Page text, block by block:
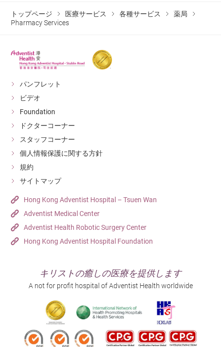
トップページ 医療サービス 各種サービス
薬局
Pharmacy Services
パンフレット
ビデオ
Foundation
ドクターコーナー
スタッフコーナー
個人情報保護に関する方針
規約
サイトマップ
Hong Kong Adventist Hospital – Tsuen Wan
Adventist Medical Center
Adventist Health Robotic Surgery Center
Hong Kong Adventist Hospital Foundation
キリストの癒しの医療を提供します
A not for profit hospital of Adventist Health worldwide